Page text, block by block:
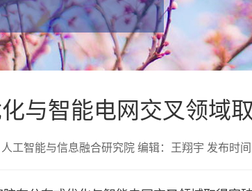
与智能电网交叉领域
工智能与信息融合研究院 编辑：王翔宇 发布时